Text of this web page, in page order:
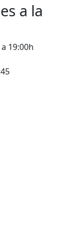
a la
19:00h